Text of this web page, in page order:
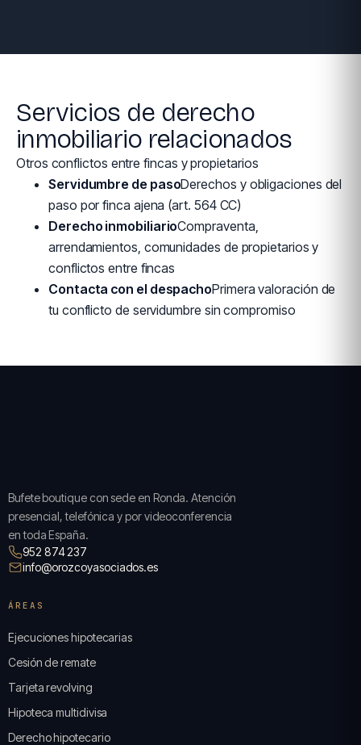
Servicios de derecho
inmobiliario relacionados
Otros conflictos entre fincas y propietarios
Servidumbre de pasoDerechos y obligaciones del
paso por finca ajena (art. 564 CC)
Derecho inmobiliarioCompraventa,
arrendamientos, comunidades de propietarios y
conflictos entre fincas
Contacta con el despachoPrimera valoración de
tu conflicto de servidumbre sin compromiso
Bufete boutique con sede en Ronda. Atención
presencial, telefónica y por videoconferencia
en toda España.
952 874 237
info@orozcoyasociados.es
ÁREAS
Ejecuciones hipotecarias
Cesión de remate
Tarjeta revolving
Hipoteca multidivisa
Derecho hipotecario